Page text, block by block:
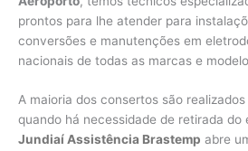
prontos para lhe atender para
conversões e manutenções em
nacionais de todas as marcas e
A maioria dos consertos são
quando há necessidade de retirada do
Jundiaí Assistência Brastemp abre